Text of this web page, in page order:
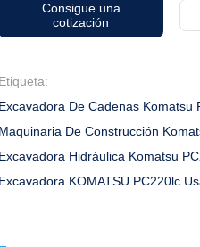
Consigue una
cotización
Etiqueta:
Excavadora De Cadenas Komatsu
Maquinaria De Construcción
Excavadora Hidráulica Komatsu
Excavadora KOMATSU PC220lc